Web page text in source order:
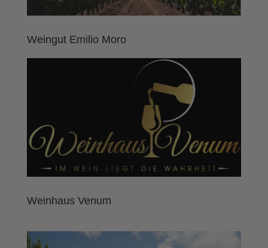
Weingut Emilio Moro
Weinhaus Venum